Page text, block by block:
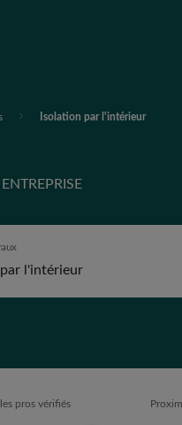
Isolation par l'intérieur
ENTREPRISE
pros vérifiés